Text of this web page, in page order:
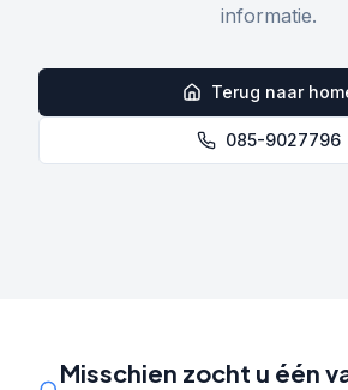
informatie.
Terug naar
085-9027796
Misschien zocht u één